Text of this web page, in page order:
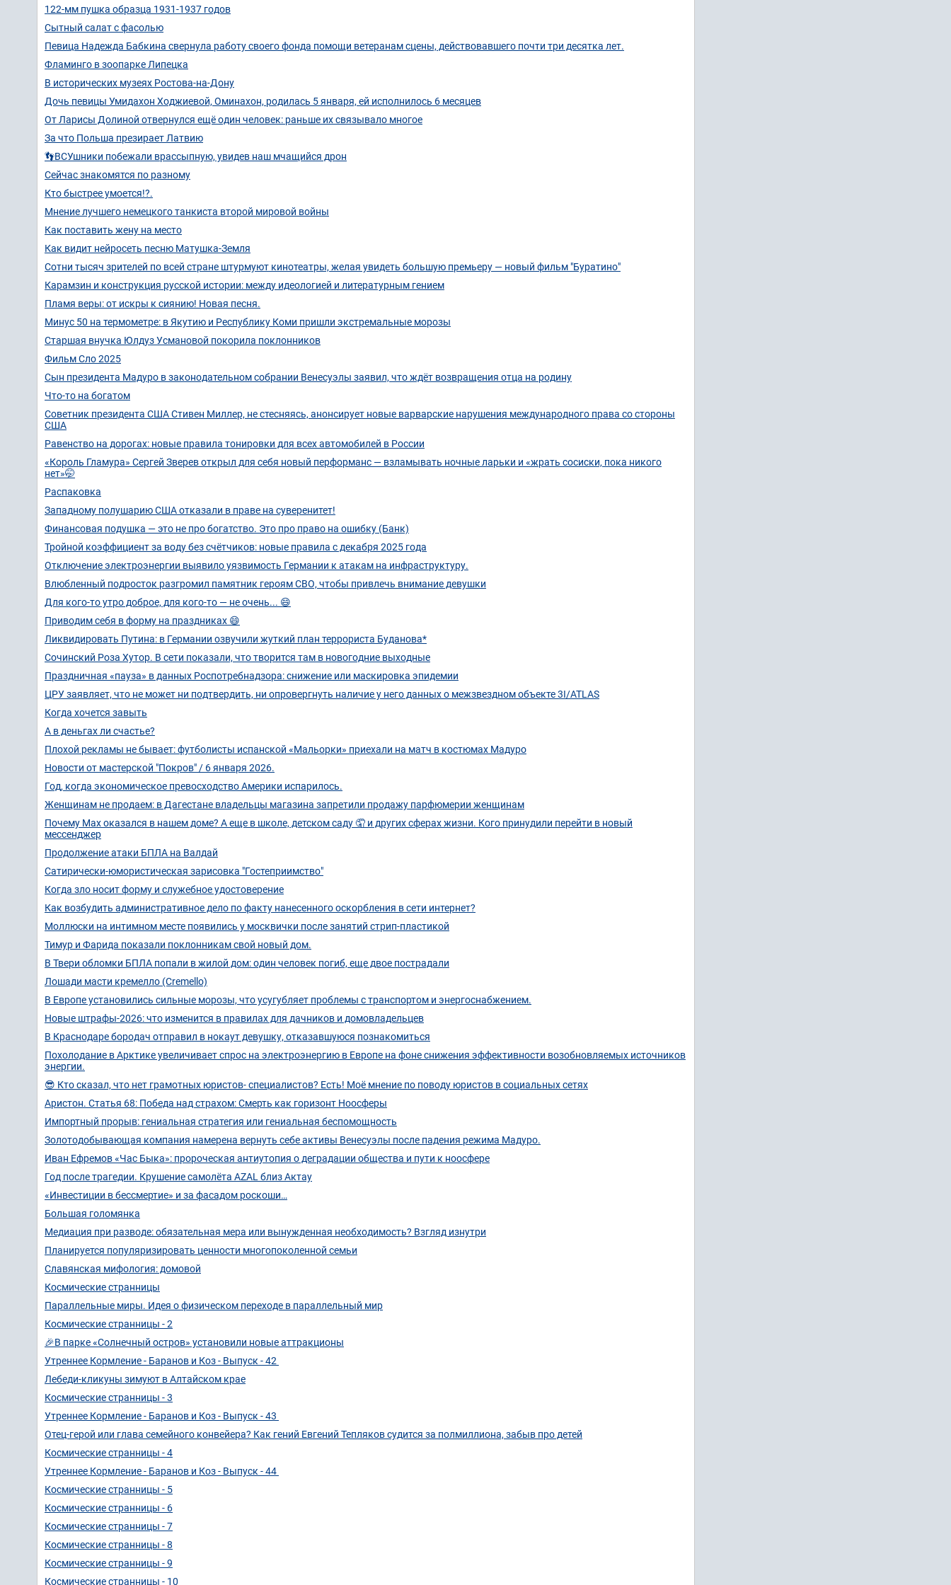
122-мм пушка образца 1931-1937 годов
Сытный салат с фасолью
Певица Надежда Бабкина свернула работу своего фонда помощи ветеранам сцены, действовавшего почти три десятка лет.
Фламинго в зоопарке Липецка
В исторических музеях Ростова-на-Дону
Дочь певицы Умидахон Ходжиевой, Оминахон, родилась 5 января, ей исполнилось 6 месяцев
От Ларисы Долиной отвернулся ещё один человек: раньше их связывало многое
За что Польша презирает Латвию
👣ВСУшники побежали врассыпную, увидев наш мчащийся дрон
Сейчас знакомятся по разному
Кто быстрее умоется!?.
Мнение лучшего немецкого танкиста второй мировой войны
Как поставить жену на место
Как видит нейросеть песню Матушка-Земля
Сотни тысяч зрителей по всей стране штурмуют кинотеатры, желая увидеть большую премьеру — новый фильм "Буратино"
Карамзин и конструкция русской истории: между идеологией и литературным гением
Пламя веры: от искры к сиянию! Новая песня.
Минус 50 на термометре: в Якутию и Республику Коми пришли экстремальные морозы
Старшая внучка Юлдуз Усмановой покорила поклонников
Фильм Сло 2025
Сын президента Мадуро в законодательном собрании Венесуэлы заявил, что ждёт возвращения отца на родину
Что-то на богатом
Советник президента США Стивен Миллер, не стесняясь, анонсирует новые варварские нарушения международного права со стороны
США
Равенство на дорогах: новые правила тонировки для всех автомобилей в России
«Король Гламура» Сергей Зверев открыл для себя новый перформанс — взламывать ночные ларьки и «жрать сосиски, пока никого
нет»🤭
Распаковка
Западному полушарию США отказали в праве на суверенитет!
Финансовая подушка — это не про богатство. Это про право на ошибку (Банк)
Тройной коэффициент за воду без счётчиков: новые правила с декабря 2025 года
Отключение электроэнергии выявило уязвимость Германии к атакам на инфраструктуру.
Влюбленный подросток разгромил памятник героям СВО, чтобы привлечь внимание девушки
Для кого-то утро доброе, для кого-то — не очень... 😄
Приводим себя в форму на праздниках 😄
Ликвидировать Путина: в Германии озвучили жуткий план террориста Буданова*
Сочинский Роза Хутор. В сети показали, что творится там в новогодние выходные
Праздничная «пауза» в данных Роспотребнадзора: снижение или маскировка эпидемии
ЦРУ заявляет, что не может ни подтвердить, ни опровергнуть наличие у него данных о межзвездном объекте 3I/ATLAS
Когда хочется завыть
А в деньгах ли счастье?
Плохой рекламы не бывает: футболисты испанской «Мальорки» приехали на матч в костюмах Мадуро
Новости от мастерской "Покров" / 6 января 2026.
Год, когда экономическое превосходство Америки испарилось.
Женщинам не продаем: в Дагестане владельцы магазина запретили продажу парфюмерии женщинам
Почему Max оказался в нашем доме? А еще в школе, детском саду 🤦 и других сферах жизни. Кого принудили перейти в новый
мессенджер
Продолжение атаки БПЛА на Валдай
Сатирически-юмористическая зарисовка "Гостеприимство"
Когда зло носит форму и служебное удостоверение
Как возбудить административное дело по факту нанесенного оскорбления в сети интернет?
Моллюски на интимном месте появились у москвички после занятий стрип-пластикой
Тимур и Фарида показали поклонникам свой новый дом.
В Твери обломки БПЛА попали в жилой дом: один человек погиб, еще двое пострадали
Лошади масти кремелло (Cremello)
В Европе установились сильные морозы, что усугубляет проблемы с транспортом и энергоснабжением.
Новые штрафы-2026: что изменится в правилах для дачников и домовладельцев
В Краснодаре бородач отправил в нокаут девушку, отказавшуюся познакомиться
Похолодание в Арктике увеличивает спрос на электроэнергию в Европе на фоне снижения эффективности возобновляемых источников
энергии.
😎 Кто сказал, что нет грамотных юристов- специалистов? Есть! Моё мнение по поводу юристов в социальных сетях
Аристон. Статья 68: Победа над страхом: Смерть как горизонт Ноосферы
Импортный прорыв: гениальная стратегия или гениальная беспомощность
Золотодобывающая компания намерена вернуть себе активы Венесуэлы после падения режима Мадуро.
Иван Ефремов «Час Быка»: пророческая антиутопия о деградации общества и пути к ноосфере
Год после трагедии. Крушение самолёта AZAL близ Актау
«Инвестиции в бессмертие» и за фасадом роскоши…
Большая голомянка
Медиация при разводе: обязательная мера или вынужденная необходимость? Взгляд изнутри
Планируется популяризировать ценности многопоколенной семьи
Славянская мифология: домовой
Космические странницы
Параллельные миры. Идея о физическом переходе в параллельный мир
Космические странницы - 2
🎉В парке «Солнечный остров» установили новые аттракционы
Утреннее Кормление - Баранов и Коз - Выпуск - 42 ‎
Лебеди-кликуны зимуют в Алтайском крае
Космические странницы - 3
Утреннее Кормление - Баранов и Коз - Выпуск - 43 ‎
Отец-герой или глава семейного конвейера? Как гений Евгений Тепляков судится за полмиллиона, забыв про детей
Космические странницы - 4
Утреннее Кормление - Баранов и Коз - Выпуск - 44 ‎
Космические странницы - 5
Космические странницы - 6
Космические странницы - 7
Космические странницы - 8
Космические странницы - 9
Космические странницы - 10